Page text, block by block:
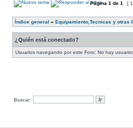
Página 1 de 1 [
Índice general » Equipamiento,Tecnicas y otras
¿Quién está conectado?
Usuarios navegando por este Foro: No hay
Buscar: